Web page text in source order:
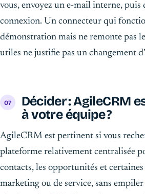
vous, envoyez un e-mail interne, puis
connexion. Un connecteur qui
démonstration mais ne remonte pas
utiles ne justifie pas un changement
Décider : AgileCRM
à votre équipe ?
AgileCRM est pertinent si vous
plateforme relativement centralisée
contacts, les opportunités et
marketing ou de service, sans